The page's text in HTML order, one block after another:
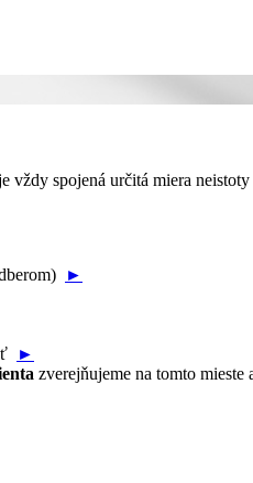
spojená určitá miera
►
►
zverejňujeme na tomto mieste